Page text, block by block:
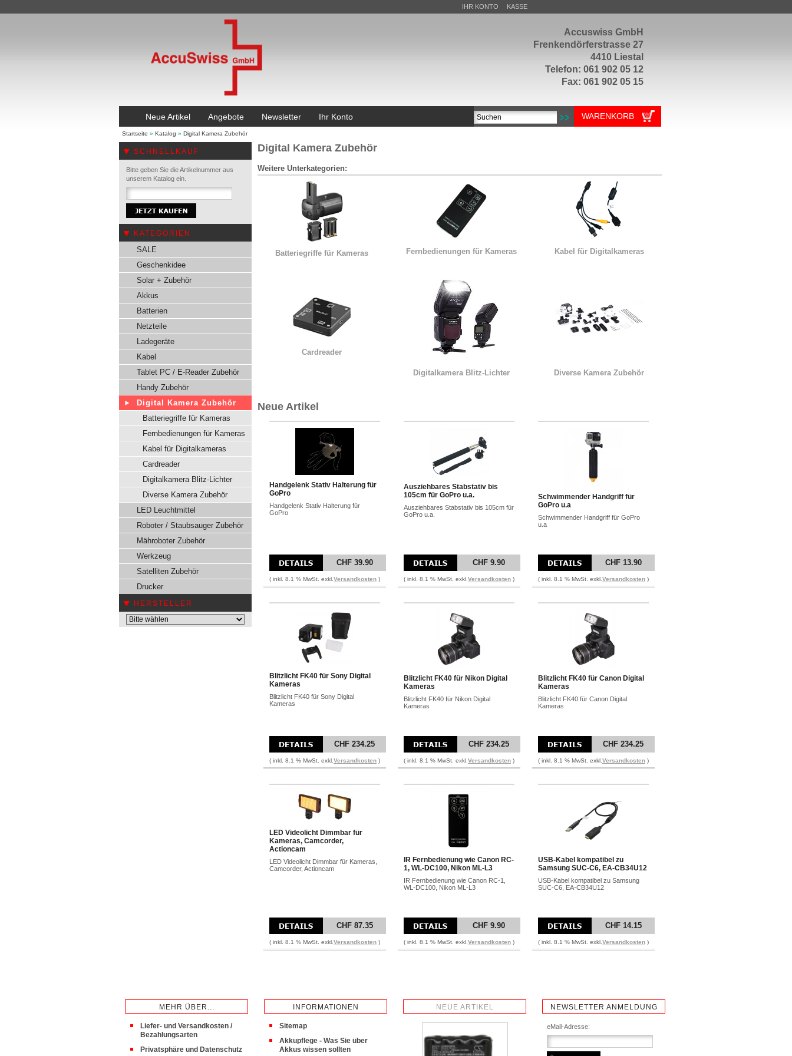
Accuswiss GmbH
Frenkendörferstrasse 27
4410 Liestal
Telefon: 061 902 05 12
Fax: 061 902 05 15
IHR KONTO KASSE
Neue Artikel Angebote Newsletter Ihr Konto WARENKORB
Startseite » Katalog » Digital Kamera Zubehör
SCHNELLKAUF
Bitte geben Sie die Artikelnummer aus
unserem Katalog ein.
KATEGORIEN
SALE
Geschenkidee
Solar + Zubehör
Akkus
Batterien
Netzteile
Ladegeräte
Kabel
Tablet PC / E-Reader Zubehör
Handy Zubehör
Digital Kamera Zubehör
Batteriegriffe für Kameras
Fernbedienungen für Kameras
Kabel für Digitalkameras
Cardreader
Digitalkamera Blitz-Lichter
Diverse Kamera Zubehör
LED Leuchtmittel
Roboter / Staubsauger Zubehör
Mähroboter Zubehör
Werkzeug
Satelliten Zubehör
Drucker
HERSTELLER
Digital Kamera Zubehör
Weitere Unterkategorien:
Batteriegriffe für Kameras Fernbedienungen für Kameras Kabel für Digitalkameras
Cardreader
Digitalkamera Blitz-Lichter Diverse Kamera Zubehör
Neue Artikel
Handgelenk Stativ Halterung für
GoPro
Handgelenk Stativ Halterung für
GoPro
CHF 39.90
( inkl. 8.1 % MwSt. exkl. Versandkosten )
Ausziehbares Stabstativ bis
105cm für GoPro u.a.
Ausziehbares Stabstativ bis 105cm für
GoPro u.a.
CHF 9.90
( inkl. 8.1 % MwSt. exkl. Versandkosten )
Schwimmender Handgriff für
GoPro u.a
Schwimmender Handgriff für GoPro
u.a
CHF 13.90
( inkl. 8.1 % MwSt. exkl. Versandkosten )
Blitzlicht FK40 für Sony Digital
Kameras
Blitzlicht FK40 für Sony Digital
Kameras
CHF 234.25
( inkl. 8.1 % MwSt. exkl. Versandkosten )
Blitzlicht FK40 für Nikon Digital
Kameras
Blitzlicht FK40 für Nikon Digital
Kameras
CHF 234.25
( inkl. 8.1 % MwSt. exkl. Versandkosten )
Blitzlicht FK40 für Canon Digital
Kameras
Blitzlicht FK40 für Canon Digital
Kameras
CHF 234.25
( inkl. 8.1 % MwSt. exkl. Versandkosten )
LED Videolicht Dimmbar für
Kameras, Camcorder,
Actioncam
LED Videolicht Dimmbar für Kameras,
Camcorder, Actioncam
CHF 87.35
( inkl. 8.1 % MwSt. exkl. Versandkosten )
IR Fernbedienung wie Canon RC-
1, WL-DC100, Nikon ML-L3
IR Fernbedienung wie Canon RC-1,
WL-DC100, Nikon ML-L3
CHF 9.90
( inkl. 8.1 % MwSt. exkl. Versandkosten )
USB-Kabel kompatibel zu
Samsung SUC-C6, EA-CB34U12
USB-Kabel kompatibel zu Samsung
SUC-C6, EA-CB34U12
CHF 14.15
( inkl. 8.1 % MwSt. exkl. Versandkosten )
MEHR ÜBER...
Liefer- und Versandkosten /
Bezahlungsarten
Privatsphäre und Datenschutz
INFORMATIONEN
Sitemap
Akkupflege - Was Sie über
Akkus wissen sollten
NEUE ARTIKEL NEWSLETTER ANMELDUNG
eMail-Adresse: